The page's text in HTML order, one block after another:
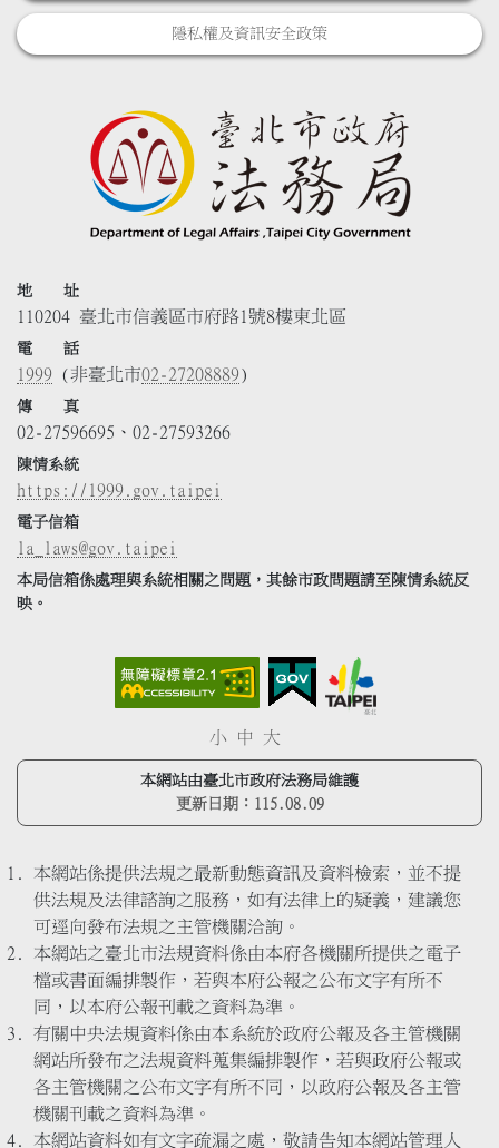
隱私權及資訊安全政策
地 址
110204 臺北市信義區市府路1號8樓東北區
電 話
1999 (非臺北市02-27208889)
傳 真
02-27596695、02-27593266
陳情系統
https://1999.gov.taipei
電子信箱
la_laws@gov.taipei
本局信箱係處理與系統相關之問題，其餘市政問題請至陳情系統反
映。
小 中 大
本網站由臺北市政府法務局維護
更新日期： 115.08.09
本網站係提供法規之最新動態資訊及資料檢索，並不提
供法規及法律諮詢之服務，如有法律上的疑義，建議您
可逕向發布法規之主管機關洽詢。
本網站之臺北市法規資料係由本府各機關所提供之電子
檔或書面編排製作，若與本府公報之公布文字有所不
同，以本府公報刊載之資料為準。
有關中央法規資料係由本系統於政府公報及各主管機關
網站所發布之法規資料蒐集編排製作，若與政府公報或
各主管機關之公布文字有所不同，以政府公報及各主管
機關刊載之資料為準。
本網站資料如有文字疏漏之處，敬請告知本網站管理人